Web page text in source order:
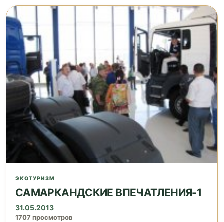
ЭКОТУРИЗМ
САМАРКАНДСКИЕ ВПЕЧАТЛЕНИЯ-1
31.05.2013
1707 просмотров